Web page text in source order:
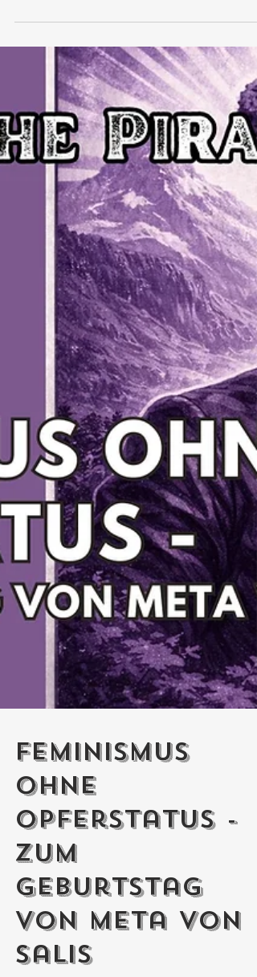
schweizerisch
anfühlt
Ich betrete einen Raum, ziehe die Schuhe aus – und
soll niederknien. Nicht vor einem Menschen. Nicht vor
einer Institution. Sondern vor einem Buch. Ein paar
Stunden später sitze ich auf dem Boden, esse mit
völlig fremden Menschen – und frage mich: Warum
fühlt sich das so vertraut an? Ein Erfahrungsbericht
eines Besuches in einem Gurdwara - einem Sikh-
Tempel - in der Schweiz.
Feminismus